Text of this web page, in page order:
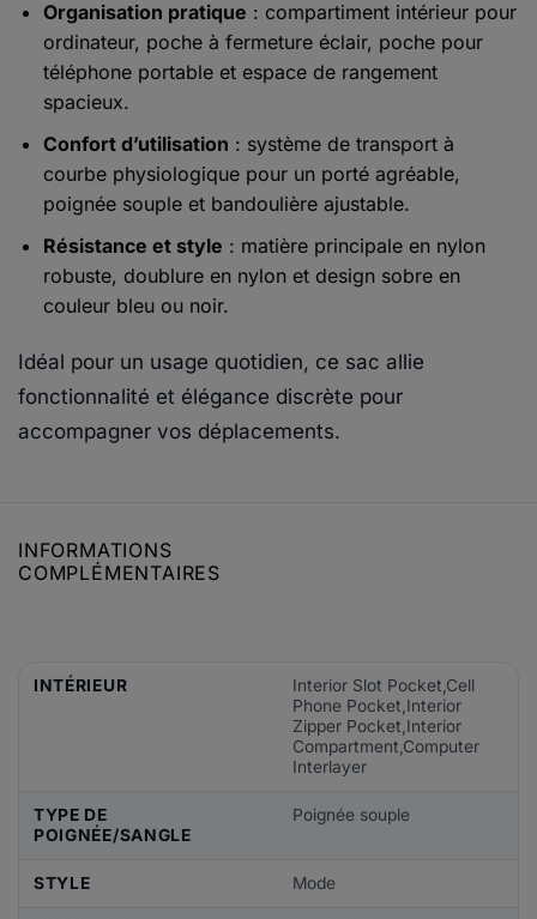
Organisation pratique : compartiment intérieur pour
ordinateur, poche à fermeture éclair, poche pour
téléphone portable et espace de rangement
spacieux.
Confort d’utilisation : système de transport à
courbe physiologique pour un porté agréable,
poignée souple et bandoulière ajustable.
Résistance et style : matière principale en nylon
robuste, doublure en nylon et design sobre en
couleur bleu ou noir.
Idéal pour un usage quotidien, ce sac allie
fonctionnalité et élégance discrète pour
accompagner vos déplacements.
INFORMATIONS
COMPLÉMENTAIRES
INTÉRIEUR
Interior Slot Pocket,Cell
Phone Pocket,Interior
Zipper Pocket,Interior
Compartment,Computer
Interlayer
TYPE DE
POIGNÉE/SANGLE
Poignée souple
STYLE Mode